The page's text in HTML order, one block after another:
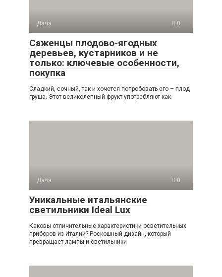
Дача 0
Саженцы плодово-ягодных
деревьев, кустарников и не
только: ключевые особенности,
покупка
Сладкий, сочный, так и хочется попробовать его – плод
груша. Этот великолепный фрукт употребляют как
Дача 0
Уникальные итальянские
светильники Ideal Lux
Каковы отличительные характеристики осветительных
приборов из Италии? Роскошный дизайн, который
превращает лампы и светильники